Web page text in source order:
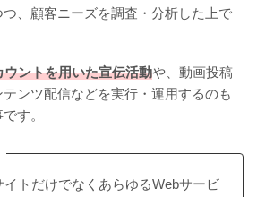
、顧客ニーズを調査・分析した上で
ントを用いた宣伝活動や、動画投稿
ンツ配信などを実行・運用するのも
す。
イトだけでなくあらゆるWebサービ